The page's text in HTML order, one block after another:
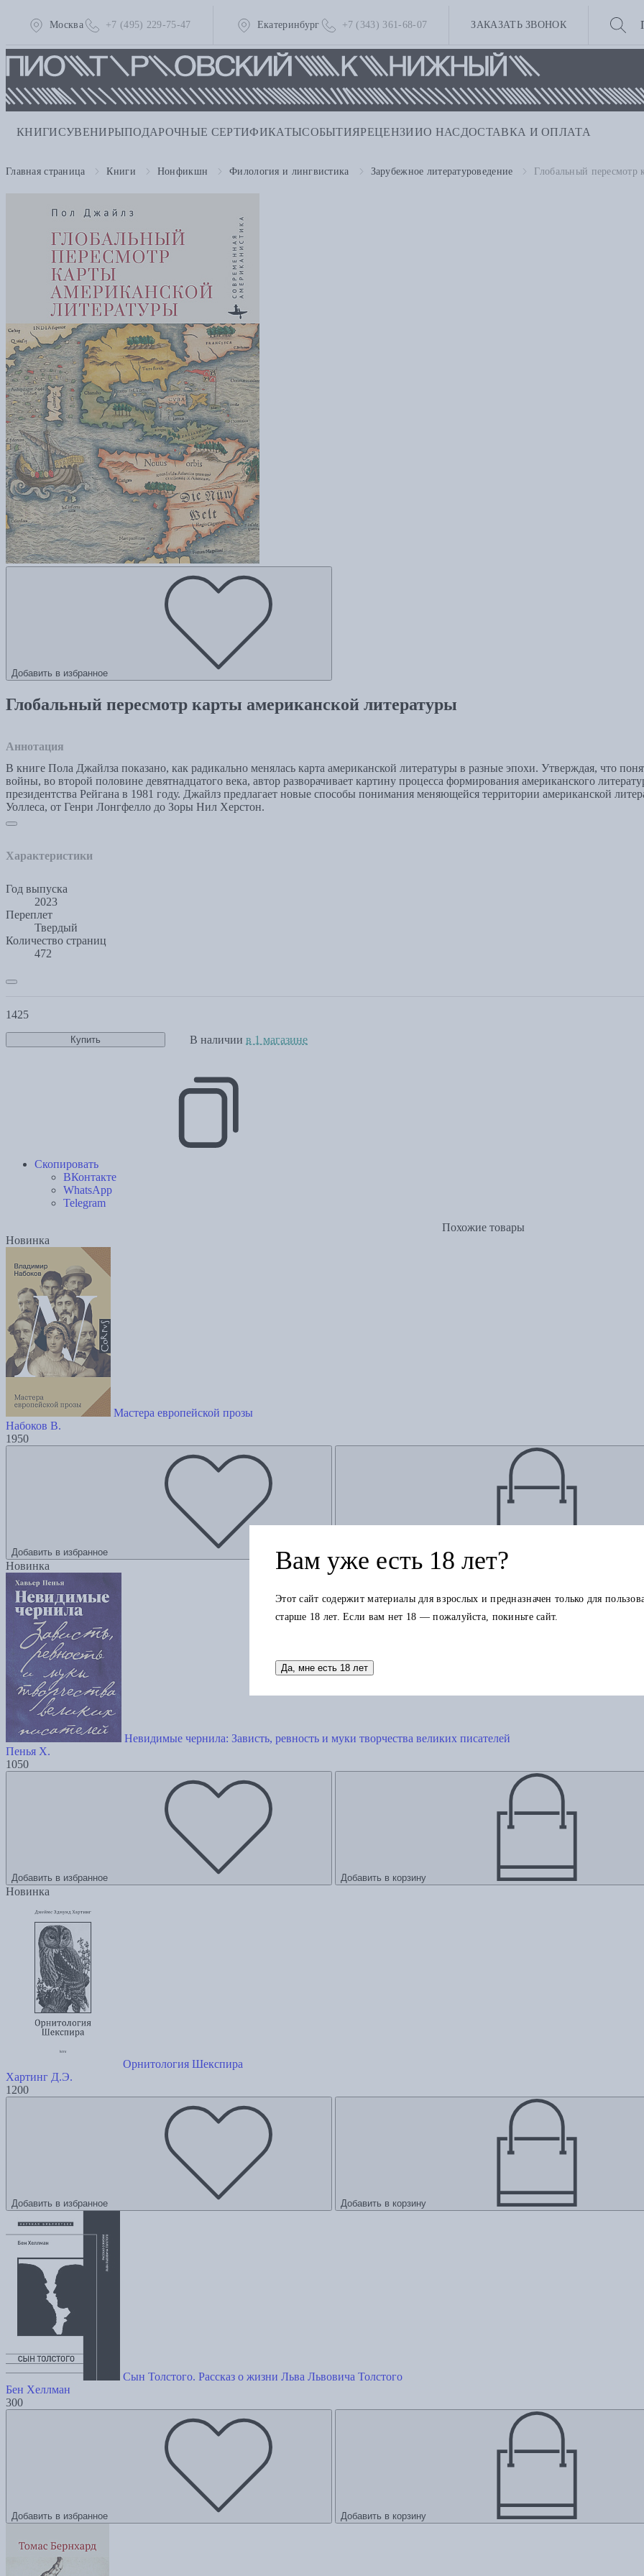
Москва +7 (495) 229-75-47 Екатеринбург +7 (343) 361-68-07 ЗАКАЗАТЬ ЗВОНОК
КНИГИСУВЕНИРЫПОДАРОЧНЫЕ СЕРТИФИКАТЫСОБЫТИЯРЕЦЕНЗИИО НАС ДОСТАВКА И ОПЛАТА
Главная страница Книги Нонфикшн Филология и лингвистика Зарубежное литературоведение Глобальный пересмотр
Добавить в избранное
Глобальный пересмотр карты американской литературы
Аннотация
В книге Пола Джайлза показано, как радикально менялась карта американской литературы в разные эпохи. Утверждая, что
войны, во второй половине девятнадцатого века, автор разворачивает картину процесса формирования американского
президентства Рейгана в 1981 году. Джайлз предлагает новые способы понимания меняющейся территории американской
Уоллеса, от Генри Лонгфелло до Зоры Нил Херстон.
Характеристики
Год выпуска
2023
Переплет
Твердый
Количество страниц
472
1425
Купить В наличии в 1 магазине
Скопировать
ВКонтакте
WhatsApp
Telegram
Похожие товары
Новинка
Мастера европейской прозы
Набоков В.
1950
Добавить в избранное
Новинка
Невидимые чернила: Зависть, ревность и муки творчества великих писателей
Пенья Х.
1050
Добавить в избранное Добавить в корзину
Новинка
Орнитология Шекспира
Хартинг Д.Э.
1200
Добавить в избранное Добавить в корзину
Сын Толстого. Рассказ о жизни Льва Львовича Толстого
Бен Хеллман
300
Добавить в избранное Добавить в корзину
Вам уже есть 18 лет?
Этот сайт содержит материалы для взрослых и предназначен только для
старше 18 лет. Если вам нет 18 — пожалуйста, покиньте сайт.
Да, мне есть 18 лет